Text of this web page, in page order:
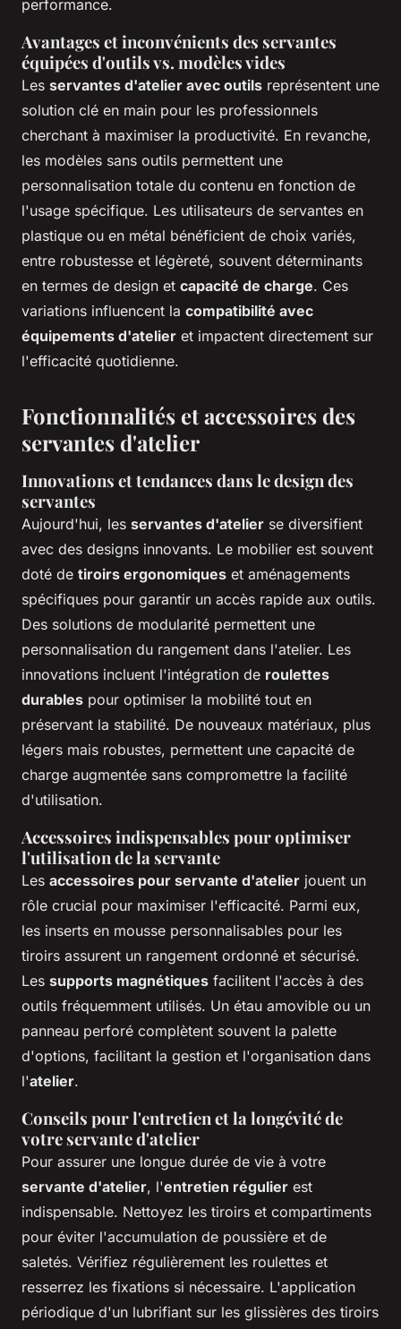
performance.
Avantages et inconvénients des servantes
équipées d'outils vs. modèles vides
Les servantes d'atelier avec outils représentent une
solution clé en main pour les professionnels
cherchant à maximiser la productivité. En revanche,
les modèles sans outils permettent une
personnalisation totale du contenu en fonction de
l'usage spécifique. Les utilisateurs de servantes en
plastique ou en métal bénéficient de choix variés,
entre robustesse et légèreté, souvent déterminants
en termes de design et capacité de charge. Ces
variations influencent la compatibilité avec
équipements d'atelier et impactent directement sur
l'efficacité quotidienne.
Fonctionnalités et accessoires des
servantes d'atelier
Innovations et tendances dans le design des
servantes
Aujourd'hui, les servantes d'atelier se diversifient
avec des designs innovants. Le mobilier est souvent
doté de tiroirs ergonomiques et aménagements
spécifiques pour garantir un accès rapide aux outils.
Des solutions de modularité permettent une
personnalisation du rangement dans l'atelier. Les
innovations incluent l'intégration de roulettes
durables pour optimiser la mobilité tout en
préservant la stabilité. De nouveaux matériaux, plus
légers mais robustes, permettent une capacité de
charge augmentée sans compromettre la facilité
d'utilisation.
Accessoires indispensables pour optimiser
l'utilisation de la servante
Les accessoires pour servante d'atelier jouent un
rôle crucial pour maximiser l'efficacité. Parmi eux,
les inserts en mousse personnalisables pour les
tiroirs assurent un rangement ordonné et sécurisé.
Les supports magnétiques facilitent l'accès à des
outils fréquemment utilisés. Un étau amovible ou un
panneau perforé complètent souvent la palette
d'options, facilitant la gestion et l'organisation dans
l'atelier.
Conseils pour l'entretien et la longévité de
votre servante d'atelier
Pour assurer une longue durée de vie à votre
servante d'atelier, l'entretien régulier est
indispensable. Nettoyez les tiroirs et compartiments
pour éviter l'accumulation de poussière et de
saletés. Vérifiez régulièrement les roulettes et
resserrez les fixations si nécessaire. L'application
périodique d'un lubrifiant sur les glissières des tiroirs